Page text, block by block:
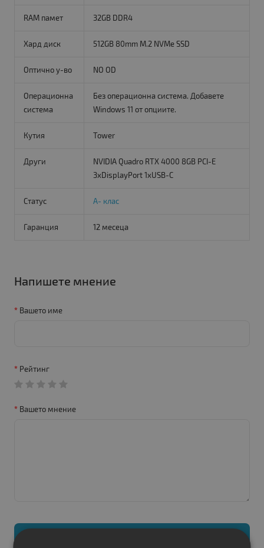
RAM памет 32GB DDR4
Хард диск 512GB 80mm M.2 NVMe SSD
Оптично у-во NO OD
Операционна
система
Без операционна система. Добавете
Windows 11 от опциите.
Кутия Tower
Други
NVIDIA Quadro RTX 4000 8GB PCI-E
3xDisplayPort 1xUSB-C
Статус A- клас
Гаранция 12 месеца
Напишете мнение
Вашето име
Рейтинг
Вашето мнение